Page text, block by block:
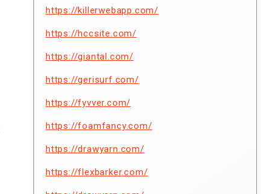
https://killerwebapp.com/
https://hccsite.com/
https://giantal.com/
https://gerisurf.com/
https://fyvver.com/
https://foamfancy.com/
https://drawyarn.com/
https://flexbarker.com/